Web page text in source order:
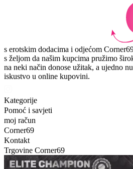
s erotskim dodacima i odjećom
s željom da našim kupcima pružimo
na neki način donose užitak, a ujedno
iskustvo u online kupovini.
Kategorije
Pomoć i savjeti
moj račun
Corner69
Kontakt
Trgovine Corner69